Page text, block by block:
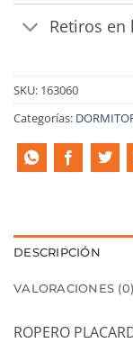
Retiros en
SKU: 163060
Categorías:
DESCRIPCIÓN
VALORACIONES (0)
ROPERO